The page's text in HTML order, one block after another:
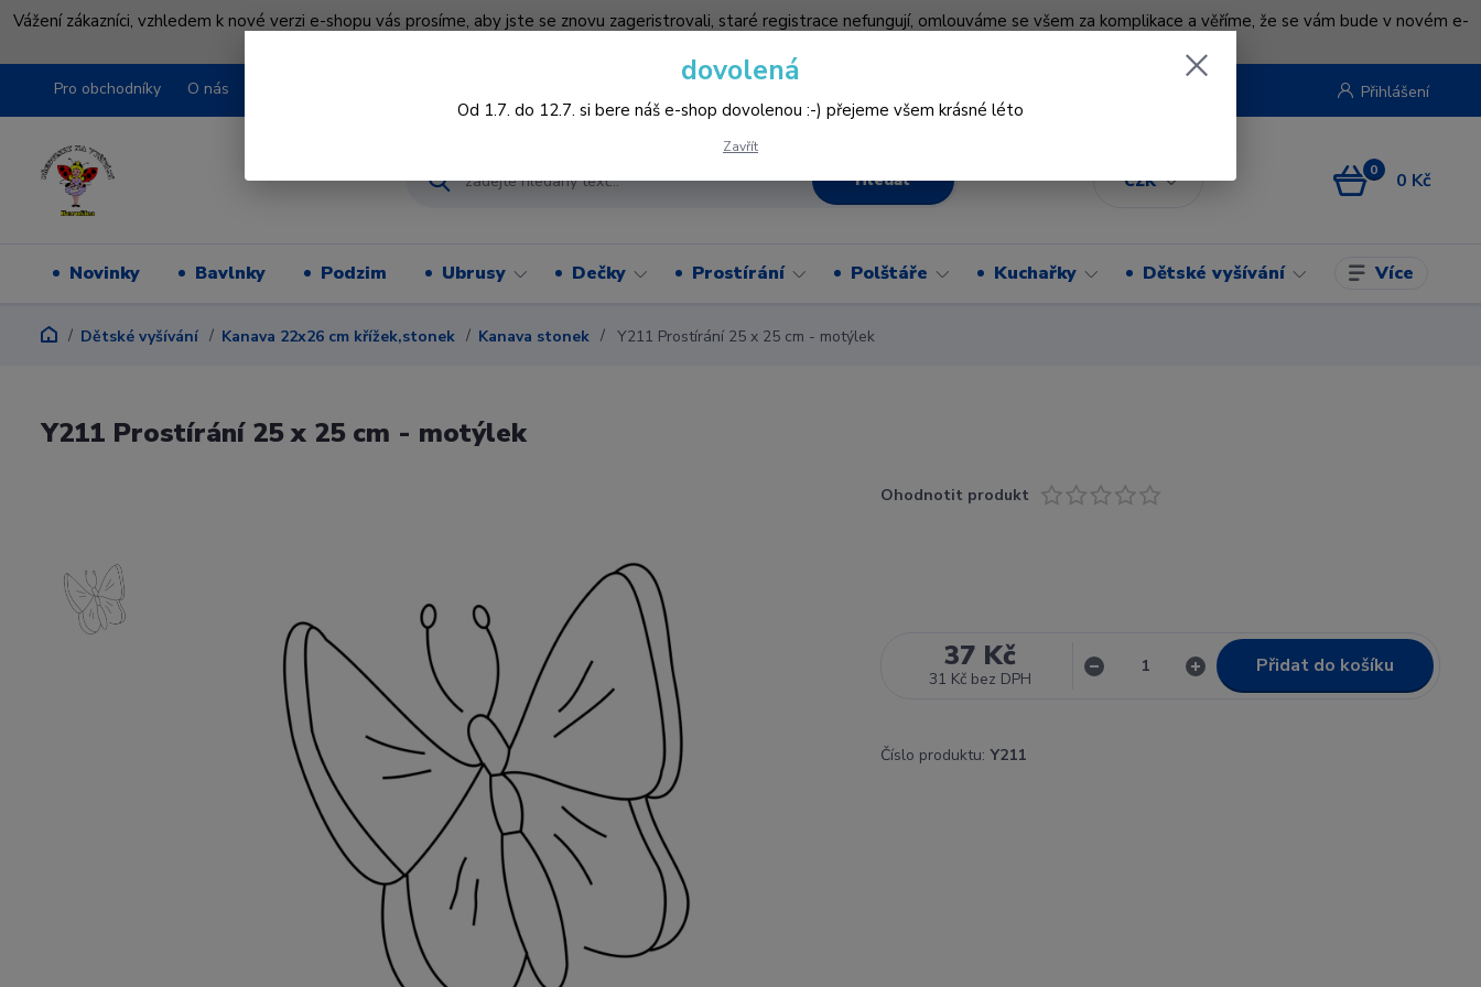
Vážení zákazníci, vzhledem k nové verzi e-shopu vás prosíme, aby jste se znovu zageristrovali, staré registrace nefungují, omlouváme se všem za komplikace a věříme, že se vám bude v novém e-
Pro obchodníky O nás
CZK
Přihlášení
Hledat 0 0 Kč
Novinky Bavlnky Podzim Ubrusy Dečky Prostírání Polštáře Kuchařky Dětské vyšívání Více
Dětské vyšívání Kanava 22x26 cm křížek,stonek Kanava stonek Y211 Prostírání 25 x 25 cm - motýlek
Y211 Prostírání 25 x 25 cm - motýlek
Ohodnotit produkt
37 Kč
31 Kč bez DPH
Přidat do košíku
Číslo produktu: Y211
dovolená
Od 1.7. do 12.7. si bere náš e-shop dovolenou :-) přejeme všem krásné léto
Zavřít